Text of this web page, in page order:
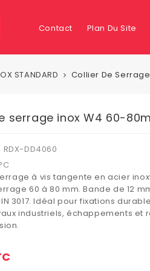
Contact Plan Du Site
STANDARD Collier De
serrage inox W4 60-
RDX-DD4060
à vis tangente en acier
60 à 80 mm. Bande de 12
3017. Idéal pour fixations
industriels, échappements et